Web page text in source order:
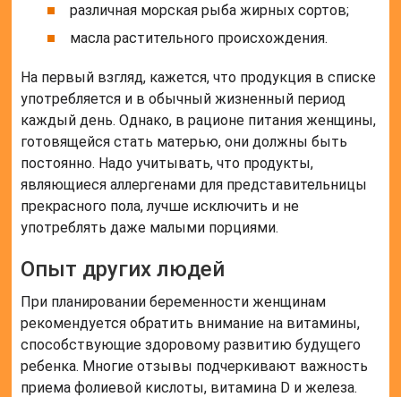
различная морская рыба жирных сортов;
масла растительного происхождения.
На первый взгляд, кажется, что продукция в списке
употребляется и в обычный жизненный период
каждый день. Однако, в рационе питания женщины,
готовящейся стать матерью, они должны быть
постоянно. Надо учитывать, что продукты,
являющиеся аллергенами для представительницы
прекрасного пола, лучше исключить и не
употреблять даже малыми порциями.
Опыт других людей
При планировании беременности женщинам
рекомендуется обратить внимание на витамины,
способствующие здоровому развитию будущего
ребенка. Многие отзывы подчеркивают важность
приема фолиевой кислоты, витамина D и железа.